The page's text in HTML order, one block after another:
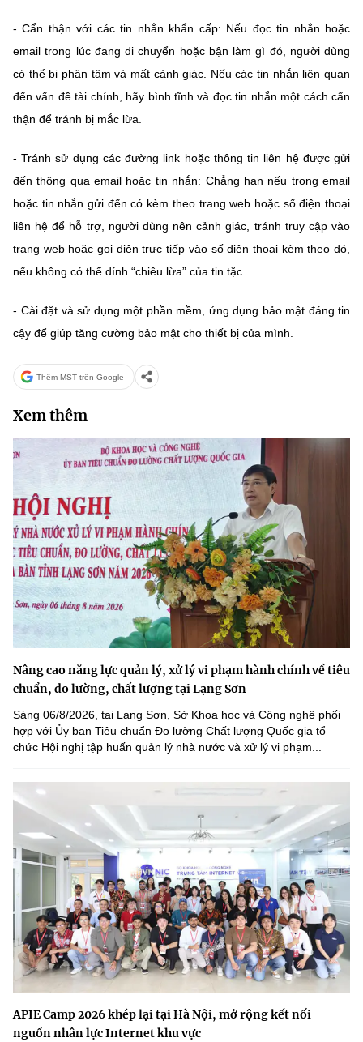
- Cẩn thận với các tin nhắn khẩn cấp: Nếu đọc tin nhắn hoặc
email trong lúc đang di chuyển hoặc bận làm gì đó, người dùng
có thể bị phân tâm và mất cảnh giác. Nếu các tin nhắn liên quan
đến vấn đề tài chính, hãy bình tĩnh và đọc tin nhắn một cách cẩn
thận để tránh bị mắc lừa.
- Tránh sử dụng các đường link hoặc thông tin liên hệ được gửi
đến thông qua email hoặc tin nhắn: Chẳng hạn nếu trong email
hoặc tin nhắn gửi đến có kèm theo trang web hoặc số điện thoại
liên hệ để hỗ trợ, người dùng nên cảnh giác, tránh truy cập vào
trang web hoặc gọi điện trực tiếp vào số điện thoại kèm theo đó,
nếu không có thể dính “chiêu lừa” của tin tặc.
- Cài đặt và sử dụng một phần mềm, ứng dụng bảo mật đáng tin
cậy để giúp tăng cường bảo mật cho thiết bị của mình.
Thêm MST trên Google
Xem thêm
Nâng cao năng lực quản lý, xử lý vi phạm hành chính về tiêu
chuẩn, đo lường, chất lượng tại Lạng Sơn
Sáng 06/8/2026, tại Lạng Sơn, Sở Khoa học và Công nghệ phối
hợp với Ủy ban Tiêu chuẩn Đo lường Chất lượng Quốc gia tổ
chức Hội nghị tập huấn quản lý nhà nước và xử lý vi phạm...
APIE Camp 2026 khép lại tại Hà Nội, mở rộng kết nối
nguồn nhân lực Internet khu vực